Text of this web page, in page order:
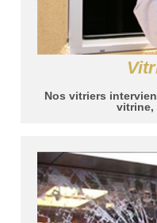
Nos vitriers
vitrine,